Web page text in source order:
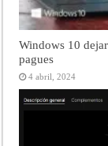
Windows 10
pagues
4 abril, 2024